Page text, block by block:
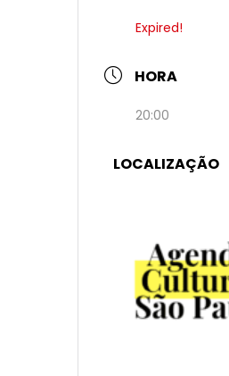
Expired!
HORA
20:00
LOCALIZAÇÃO